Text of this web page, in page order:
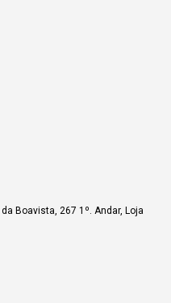
Boavista, 267 1º. Andar, Loja